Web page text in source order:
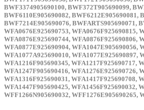
BWF3374905690100, BWF372T905690099,
BWF6110E905690082, BWF6212E905690081,
BWF7214E905690076, BWFARTS905690071,
WFA0676E925690753, WFA0676F925690815,
WFA0876E925690744, WFA0876F925690806,
WFA0877E925690904, WFA1047E905690056,
WFA1077A925690010, WFA1077E925690897,
WFA1216F905690345, WFA1217F925690717,
WFA1247F905690416, WFA1276E925690726,
WFA1316F925690031, WFA1417F925690708,
WFA1447F905690425, WFA1456F925690032,
WFF1266N905690032, WFF1276E905690265,